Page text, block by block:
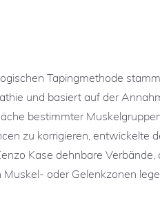
Chiropraktik
Kinesiologisches
Schröpfmassage
Kinesiologisches
Schröpfmassage
Tapingmethode
und basiert auf der
bestimmter
zu korrigieren, entwickelte
Kase dehnbare
oder Gelenkzonen